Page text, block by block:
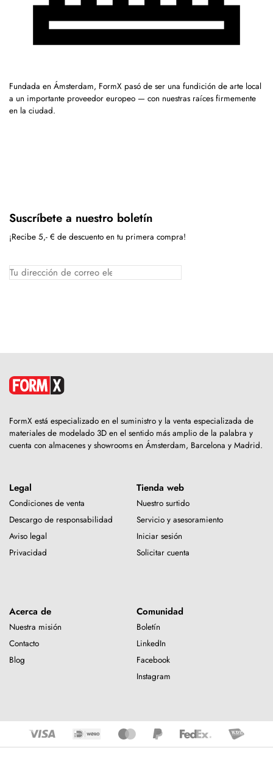
Fundada en Ámsterdam, FormX pasó de ser una fundición de arte local
a un importante proveedor europeo — con nuestras raíces firmemente
en la ciudad.
Suscríbete a nuestro boletín
¡Recibe 5,- € de descuento en tu primera compra!
FormX está especializado en el suministro y la venta especializada de
materiales de modelado 3D en el sentido más amplio de la palabra y
cuenta con almacenes y showrooms en Ámsterdam, Barcelona y Madrid.
Legal
Condiciones de venta
Descargo de responsabilidad
Aviso legal
Privacidad
Tienda web
Nuestro surtido
Servicio y asesoramiento
Iniciar sesión
Solicitar cuenta
Acerca de
Nuestra misión
Contacto
Blog
Comunidad
Boletín
LinkedIn
Facebook
Instagram